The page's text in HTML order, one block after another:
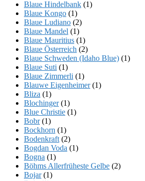
Blaue Hindelbank (1)
Blaue Kongo (1)
Blaue Ludiano (2)
Blaue Mandel (1)
Blaue Mauritius (1)
Blaue Österreich (2)
Blaue Schweden (Idaho Blue) (1)
Blaue Suti (1)
Blaue Zimmerli (1)
Blauwe Eigenheimer(1)
Bliza (1)
Blochinger(1)
Blue Christie (1)
Bobr(1)
Bockhorn (1)
Bodenkraft (2)
Bogdan Voda (1)
Bogna (1)
Böhms Allerfrüheste Gelbe (2)
Bojar(1)